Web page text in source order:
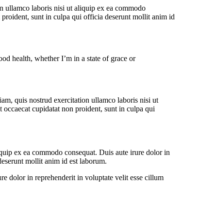
ullamco laboris nisi ut aliquip ex ea commodo
sunt in culpa qui officia deserunt mollit anim id
health, whether I’m in a state of grace or
quis nostrud exercitation ullamco laboris nisi ut
cupidatat non proident, sunt in culpa qui
ex ea commodo consequat. Duis aute irure dolor in
mollit anim id est laborum.
dolor in reprehenderit in voluptate velit esse cillum